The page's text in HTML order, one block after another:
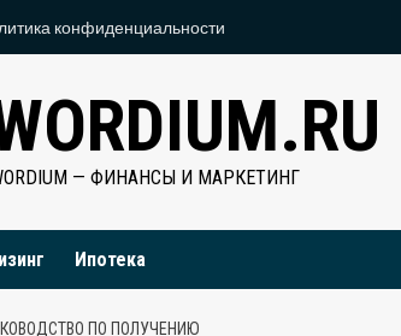
конфиденциальности
— ФИНАНСЫ И МАРКЕТИНГ
Ипотека
ПО ПОЛУЧЕНИЮ